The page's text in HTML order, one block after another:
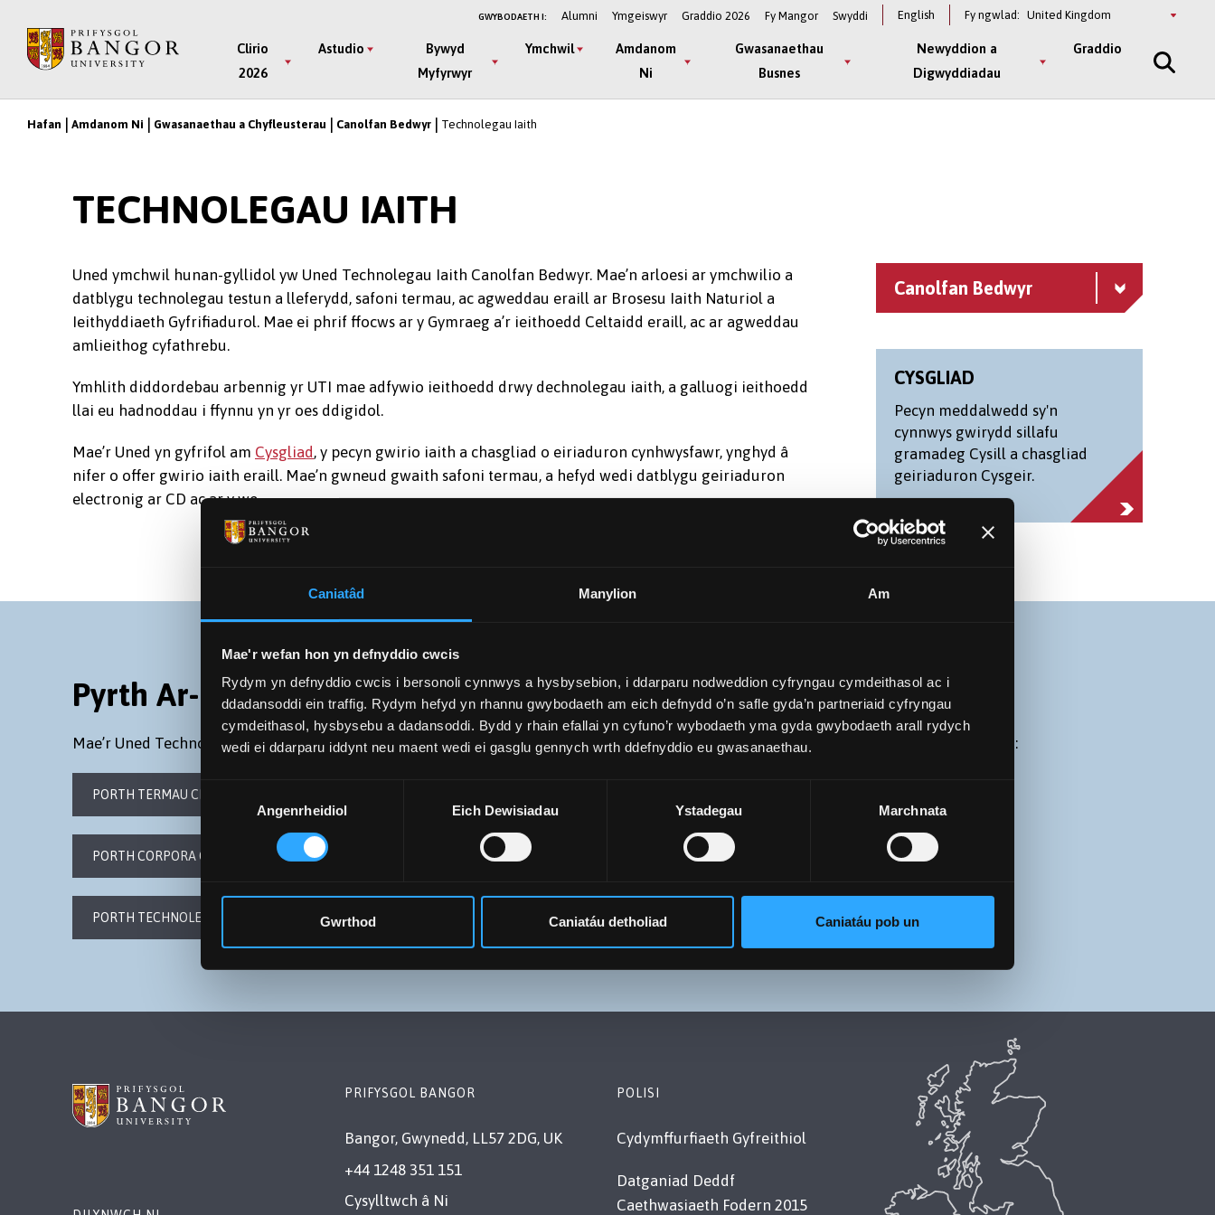
Caniatâd Manylion Am
Mae'r wefan hon yn defnyddio cwcis
Rydym yn defnyddio cwcis i bersonoli cynnwys a hysbysebion, i ddarparu nodweddion cyfryngau cymdeithasol ac i
ddadansoddi ein traffig. Rydym hefyd yn rhannu gwybodaeth am eich defnydd o’n safle gyda’n partneriaid cyfryngau
cymdeithasol, hysbysebu a dadansoddi. Bydd y rhain efallai yn cyfuno’r wybodaeth yma gyda gwybodaeth arall rydych
wedi ei ddarparu iddynt neu maent wedi ei gasglu gennych wrth ddefnyddio eu gwasanaethau.
Dewis
Angenrheidiol Eich Dewisiadau Ystadegau Marchnata
Gwrthod Caniatáu detholiad Caniatáu pob un
GWYBODAETH I: Alumni Ymgeiswyr Graddio 2026 Fy Mangor Swyddi English Fy ngwlad: Select
Main
Menu
Clirio
2026
Astudio
Bywyd
Myfyrwyr
Ymchwil
Amdanom
Ni
Gwasanaethau
Busnes
Newyddion a
Digwyddiadau
Graddio
Breadcrumb
Hafan Amdanom Ni Gwasanaethau a Chyfleusterau Canolfan Bedwyr Technolegau Iaith
TECHNOLEGAU IAITH
Uned ymchwil hunan-gyllidol yw Uned Technolegau Iaith Canolfan Bedwyr. Mae’n arloesi ar ymchwilio a
datblygu technolegau testun a lleferydd, safoni termau, ac agweddau eraill ar Brosesu Iaith Naturiol a
Ieithyddiaeth Gyfrifiadurol. Mae ei phrif ffocws ar y Gymraeg a’r ieithoedd Celtaidd eraill, ac ar agweddau
amlieithog cyfathrebu.
Ymhlith diddordebau arbennig yr UTI mae adfywio ieithoedd drwy dechnolegau iaith, a galluogi ieithoedd
llai eu hadnoddau i ffynnu yn yr oes ddigidol.
Mae’r Uned yn gyfrifol am Cysgliad , y pecyn gwirio iaith a chasgliad o eiriaduron cynhwysfawr, ynghyd â
nifer o offer gwirio iaith eraill. Mae’n gwneud gwaith safoni termau, a hefyd wedi datblygu geiriaduron
electronig ar CD ac ar y we.
Canolfan Bedwyr
CYSGLIAD
Pecyn meddalwedd sy'n
cynnwys gwirydd sillafu
gramadeg Cysill a chasgliad
geiriaduron Cysgeir.
Pyrth Ar-lein
Mae’r Uned TechnoIegau Iaith hefyd yn rhedeg tri phorth cenedlaethol pwysig y mae modd i chi gael mynediad atynt drwy’r dolenni isod:
PORTH TERMAU CENEDLAETHOL CYMRU
PORTH CORPORA CENEDLAETHOL CYMRU
PORTH TECHNOLEGAU IAITH CENEDLAETHOL CYMRU
PRIFYSGOL BANGOR
Bangor, Gwynedd, LL57 2DG, UK
+44 1248 351 151
Cysylltwch â Ni
POLISI
Cydymffurfiaeth Gyfreithiol
Datganiad Deddf
Caethwasiaeth Fodern 2015